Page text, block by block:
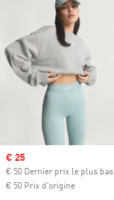
Prix soldé
€ 25
€ 50 Dernier prix le plus bas
€ 50 Prix d'origine